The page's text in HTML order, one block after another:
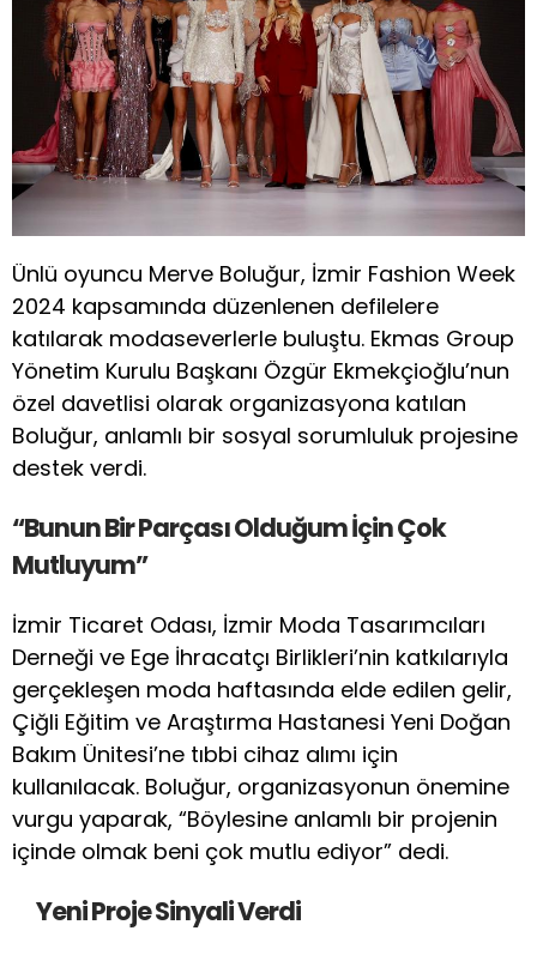
Ünlü oyuncu Merve Boluğur, İzmir Fashion Week
2024 kapsamında düzenlenen defilelere
katılarak modaseverlerle buluştu. Ekmas Group
Yönetim Kurulu Başkanı Özgür Ekmekçioğlu’nun
özel davetlisi olarak organizasyona katılan
Boluğur, anlamlı bir sosyal sorumluluk projesine
destek verdi.
“Bunun Bir Parçası Olduğum İçin Çok
Mutluyum”
İzmir Ticaret Odası, İzmir Moda Tasarımcıları
Derneği ve Ege İhracatçı Birlikleri’nin katkılarıyla
gerçekleşen moda haftasında elde edilen gelir,
Çiğli Eğitim ve Araştırma Hastanesi Yeni Doğan
Bakım Ünitesi’ne tıbbi cihaz alımı için
kullanılacak. Boluğur, organizasyonun önemine
vurgu yaparak, “Böylesine anlamlı bir projenin
içinde olmak beni çok mutlu ediyor” dedi.
Yeni Proje Sinyali Verdi